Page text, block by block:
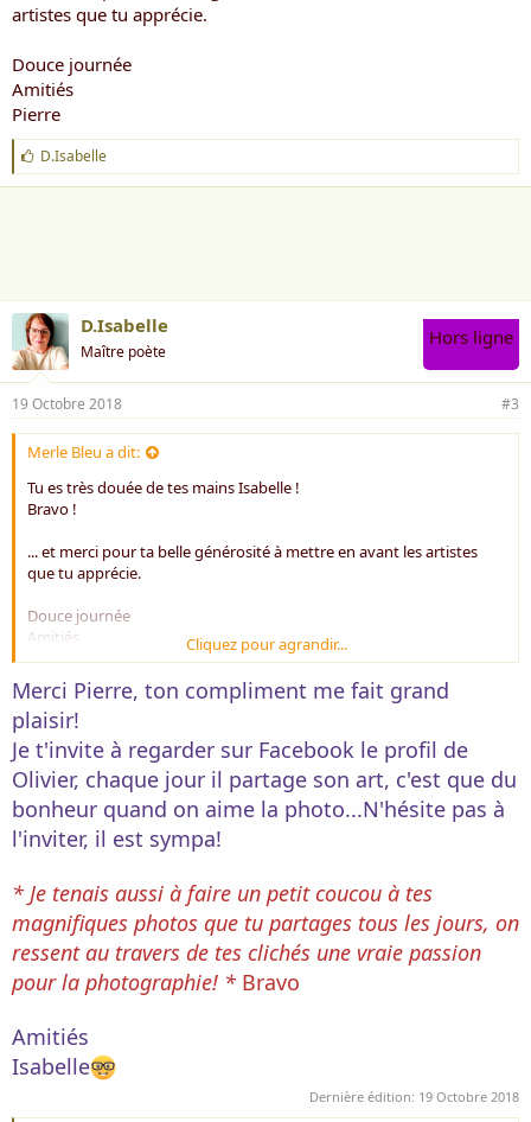
artistes que tu apprécie.
Douce journée
Amitiés
Pierre
J
'
a
D.Isabelle
D.Isabelle
Maître poète
Hors ligne
19 Octobre 2018 #3
Merle Bleu a dit:
Tu es très douée de tes mains Isabelle !
Bravo !
... et merci pour ta belle générosité à mettre en avant les artistes
que tu apprécie.
Douce journée
Amitiés
Pierre
Cliquez pour agrandir...
Merci Pierre, ton compliment me fait grand
plaisir!
Je t'invite à regarder sur Facebook le profil de
Olivier, chaque jour il partage son art, c'est que du
bonheur quand on aime la photo...N'hésite pas à
l'inviter, il est sympa!
* Je tenais aussi à faire un petit coucou à tes
magnifiques photos que tu partages tous les jours, on
ressent au travers de tes clichés une vraie passion
pour la photographie! * Bravo
Amitiés
Isabelle
Dernière édition: 19 Octobre 2018